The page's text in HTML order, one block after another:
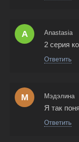
A Anastasia
2 серия
Ответить
М Мэдэлина
Я так
Ответить